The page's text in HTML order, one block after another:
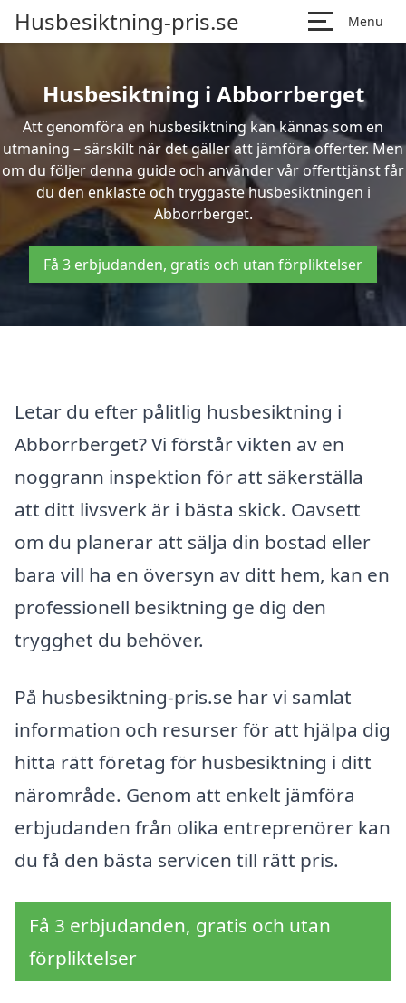
Husbesiktning-pris.se Menu
Husbesiktning i Abborrberget
Att genomföra en husbesiktning kan kännas som en
utmaning – särskilt när det gäller att jämföra offerter. Men
om du följer denna guide och använder vår offerttjänst får
du den enklaste och tryggaste husbesiktningen i
Abborrberget.
Få 3 erbjudanden, gratis och utan förpliktelser
Letar du efter pålitlig husbesiktning i
Abborrberget? Vi förstår vikten av en
noggrann inspektion för att säkerställa
att ditt livsverk är i bästa skick. Oavsett
om du planerar att sälja din bostad eller
bara vill ha en översyn av ditt hem, kan en
professionell besiktning ge dig den
trygghet du behöver.
På husbesiktning-pris.se har vi samlat
information och resurser för att hjälpa dig
hitta rätt företag för husbesiktning i ditt
närområde. Genom att enkelt jämföra
erbjudanden från olika entreprenörer kan
du få den bästa servicen till rätt pris.
Få 3 erbjudanden, gratis och utan
förpliktelser